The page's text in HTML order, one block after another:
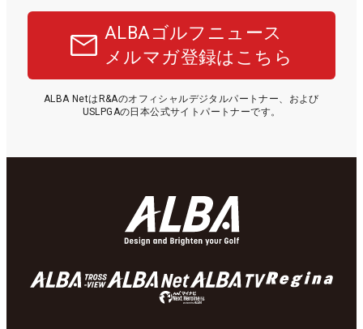
ALBAゴルフニュース
メルマガ登録はこちら
ALBA NetはR&Aのオフィシャルデジタルパートナー、および
USLPGAの日本公式サイトパートナーです。